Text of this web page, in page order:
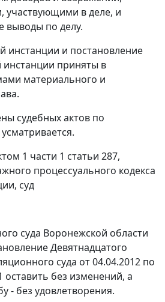
участвующими в деле, и
выводы по делу.
инстанции и постановление
инстанции приняты в
материального и
судебных актов по
1 части 1 статьи 287,
процессуального кодекса
суд
суда Воронежской области
Девятнадцатого
суда от 04.04.2012 по
оставить без изменений, а
- без удовлетворения.